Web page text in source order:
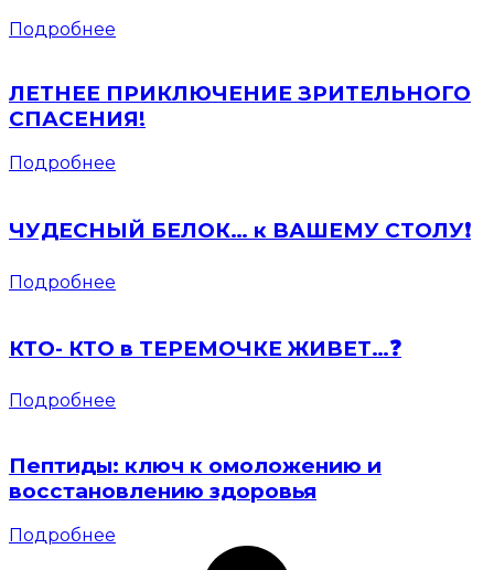
Подробнее
ЛЕТНЕЕ ПРИКЛЮЧЕНИЕ ЗРИТЕЛЬНОГО
СПАСЕНИЯ!
Подробнее
ЧУДЕСНЫЙ БЕЛОК… к ВАШЕМУ СТОЛУ❗️
Подробнее
КТО- КТО в ТЕРЕМОЧКЕ ЖИВЕТ…❓
Подробнее
Пептиды: ключ к омоложению и
восстановлению здоровья
Подробнее